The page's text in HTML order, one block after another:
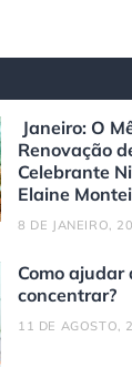
Janeiro: O
Renovação
Celebrante
Elaine
8 DE JANEIRO,
Como ajudar
concentrar?
11 DE AGOSTO,